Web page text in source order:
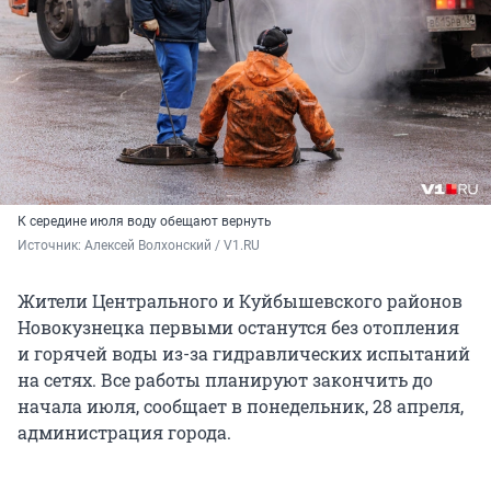
К середине июля воду обещают вернуть
Источник: Алексей Волхонский / V1.RU
Жители Центрального и Куйбышевского районов
Новокузнецка первыми останутся без отопления
и горячей воды из-за гидравлических испытаний
на сетях. Все работы планируют закончить до
начала июля, сообщает в понедельник,28 апреля,
администрация города.